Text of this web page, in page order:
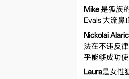
Mike是狐族
Evals 大流鼻
Nickolai Alaric
法在不违反
乎能够成功
Laura是女性